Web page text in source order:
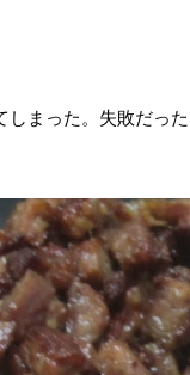
しまった。失敗だっ